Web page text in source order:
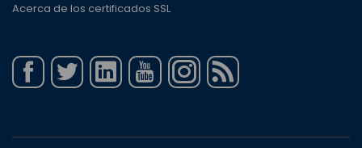
Acerca de los certificados SSL